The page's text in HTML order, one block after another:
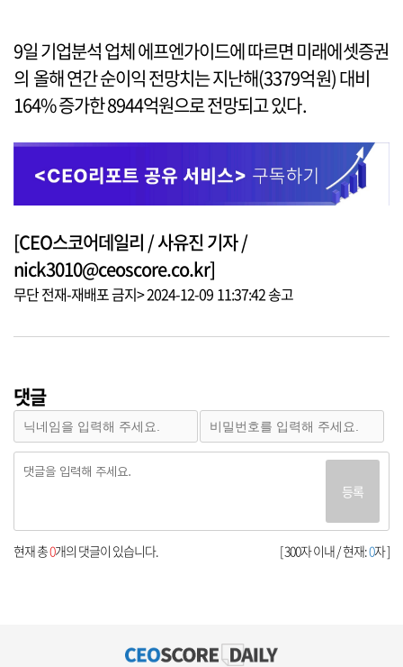
9일 기업분석 업체 에프엔가이드에 따르면 미래에셋증권
의 올해 연간 순이익 전망치는 지난해(3379억원) 대비
164% 증가한 8944억원으로 전망되고 있다.
[CEO스코어데일리 / 사유진 기자 /
nick3010@ceoscore.co.kr]
무단 전재-재배포 금지> 2024-12-09 11:37:42 송고
댓글
등록
[ 300자 이내 / 현재:0자 ]
현재 총0개의 댓글이 있습니다.